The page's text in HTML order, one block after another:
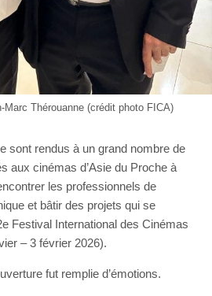
Marc Thérouanne (crédit photo FICA)
sont rendus à un grand nombre de
aux cinémas d’Asie du Proche à
les professionnels de
et bâtir des projets qui se
Festival International des Cinémas
– 3 février 2026).
fut remplie d’émotions.